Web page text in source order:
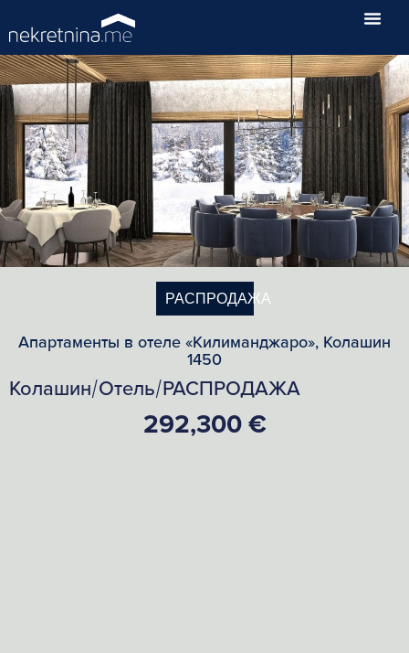
РАСПРОДАЖА
Апартаменты в отеле «Килиманджаро», Колашин
1450
Колашин/Отель/РАСПРОДАЖА
292,300 €